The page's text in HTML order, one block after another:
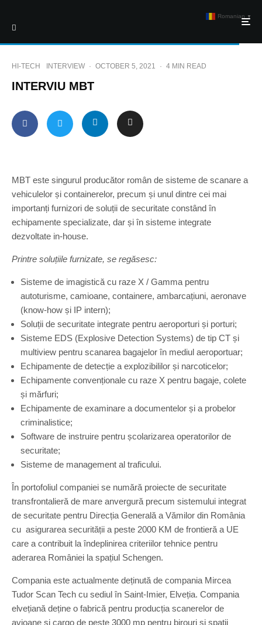
HI-TECH INTERVIEW · OCTOBER 5, 2021 · 4 MIN READ
INTERVIU MBT
MBT este singurul producător român de sisteme de scanare a
vehiculelor și containerelor, precum și unul dintre cei mai
importanți furnizori de soluții de securitate constând în
echipamente specializate, dar și în sisteme integrate
dezvoltate in-house.
Printre soluțiile furnizate, se regăsesc:
Sisteme de imagistică cu raze X / Gamma pentru
autoturisme, camioane, containere, ambarcațiuni, aeronave
(know-how și IP intern);
Soluții de securitate integrate pentru aeroporturi și porturi;
Sisteme EDS (Explosive Detection Systems) de tip CT și
multiview pentru scanarea bagajelor în mediul aeroportuar;
Echipamente de detecție a explozibililor și narcoticelor;
Echipamente convenționale cu raze X pentru bagaje, colete
și mărfuri;
Echipamente de examinare a documentelor și a probelor
criminalistice;
Software de instruire pentru școlarizarea operatorilor de
securitate;
Sisteme de management al traficului.
În portofoliul companiei se numără proiecte de securitate
transfrontalieră de mare anvergură precum sistemului integrat
de securitate pentru Direcția Generală a Vămilor din România
cu asigurarea securității a peste 2000 KM de frontieră a UE
care a contribuit la îndeplinirea criteriilor tehnice pentru
aderarea României la spațiul Schengen.
Compania este actualmente deținută de compania Mircea
Tudor Scan Tech cu sediul în Saint-Imier, Elveția. Compania
elvețiană deține o fabrică pentru producția scanerelor de
avioane și cargo de peste 3000 mp pentru birouri și spații
Romanian ▼